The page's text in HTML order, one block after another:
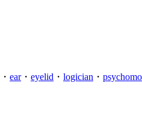
・ ear・ eyelid ・ logician ・